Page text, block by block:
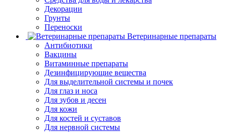
Декорации
Грунты
Переноски
Ветеринарные препараты
Антибиотики
Вакцины
Витаминные препараты
Дезинфицирующие вещества
Для выделительной системы и почек
Для глаз и носа
Для зубов и десен
Для кожи
Для костей и суставов
Для нервной системы